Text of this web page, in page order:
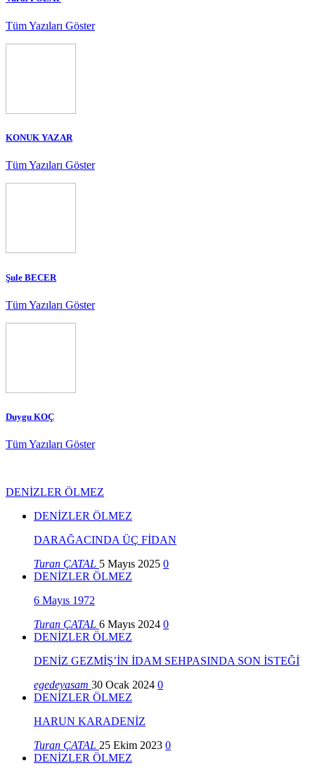
Tüm Yazıları Göster
KONUK YAZAR
Tüm Yazıları Göster
Şule BECER
Tüm Yazıları Göster
Duygu KOÇ
Tüm Yazıları Göster
DENİZLER ÖLMEZ
DENİZLER ÖLMEZ
DARAĞACINDA ÜÇ FİDAN
Turan ÇATAL 5 Mayıs 2025 0
DENİZLER ÖLMEZ
6 Mayıs 1972
Turan ÇATAL 6 Mayıs 2024 0
DENİZLER ÖLMEZ
DENİZ GEZMİŞ’İN İDAM SEHPASINDA SON İSTEĞİ
egedeyasam 30 Ocak 2024 0
DENİZLER ÖLMEZ
HARUN KARADENİZ
Turan ÇATAL 25 Ekim 2023 0
DENİZLER ÖLMEZ